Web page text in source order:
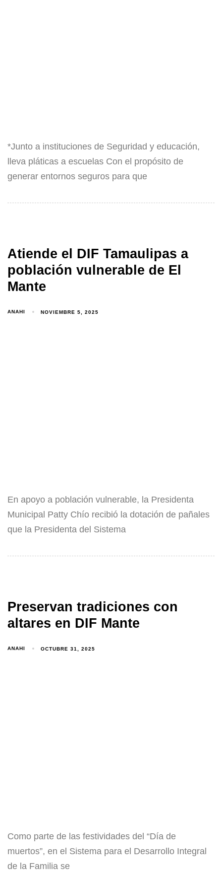
*Junto a instituciones de Seguridad y educación,
lleva pláticas a escuelas Con el propósito de
generar entornos seguros para que
Atiende el DIF Tamaulipas a
población vulnerable de El
Mante
ANAHI NOVIEMBRE 5, 2025
En apoyo a población vulnerable, la Presidenta
Municipal Patty Chío recibió la dotación de pañales
que la Presidenta del Sistema
Preservan tradiciones con
altares en DIF Mante
ANAHI OCTUBRE 31, 2025
Como parte de las festividades del “Día de
muertos”, en el Sistema para el Desarrollo Integral
de la Familia se